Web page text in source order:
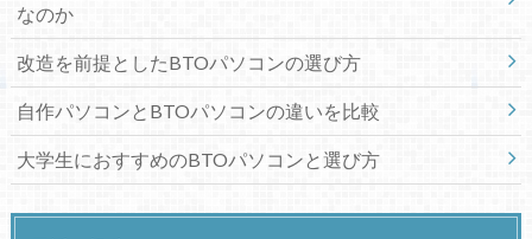
なのか
改造を前提としたBTOパソコンの選び方
自作パソコンとBTOパソコンの違いを比較
大学生におすすめのBTOパソコンと選び方